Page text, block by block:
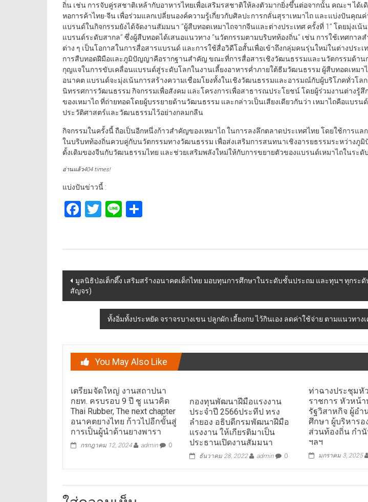
ถิ่น เช่น การจับคู่รสชาติเหล้ากับอาหารไทยเพื่อเสริมรสชาติให้ลงตัวมากยิ่งขึ้นต่อจากนั้น คณะฯ ได้เ
หอการค้าไทย-จีน เพื่อร่วมแลกเปลี่ยนองค์ความรู้เกี่ยวกับศิลปะการกลั่นสุราเหมาไถ และแบ่งปันคุณ
แบรนด์ในกิจกรรมยังได้จัดงานสัมมนา “ผู้สืบทอดเหมาไถจากจีนและต่างประเทศ ครั้งที่ 1” โดยมุ่งเน้
แบรนด์ระดับสากล” ซึ่งผู้สืบทอดได้เสนอแนวทาง “นวัตกรรมตามบริบทท้องถิ่น” เช่น การใช้เทศกาล
ต่าง ๆ เป็นโอกาสในการสื่อสารแบรนด์ และการใช้สื่อวิดีโอสั้นเพื่อเข้าถึงกลุ่มคนรุ่นใหม่ในต่างประเ
การสืบทอดฝีมือและภูมิปัญญาคือรากฐานสำคัญ ขณะที่การสื่อสารเชิงวัฒนธรรมและนวัตกรรมด้าน
กุญแจในการขับเคลื่อนแบรนด์สู่ระดับโลกในงานเลี้ยงอาหารค่ำภายใต้ธีมวัฒนธรรม ผู้สืบทอดเหมาไ
อนาคต แบรนด์จะมุ่งเน้นการสร้างความเชื่อมโยงทั้งในเชิงวัฒนธรรมและอารมณ์กับผู้บริโภคทั่วโล
นิทรรศการวัฒนธรรม กิจกรรมเพื่อสังคม และโครงการเพื่อสาธารณประโยชน์ โดยผู้ร่วมงานต่างรู้สึ
ของเหมาไถ ที่ถ่ายทอดโดยผู้บรรยายด้านวัฒนธรรม และกล่าวเป็นเสียงเดียวกันว่า เหมาไถคือแบรน
ประวัติศาสตร์และวัฒนธรรมไว้อย่างกลมกลืน
กิจกรรมในครั้งนี้ ถือเป็นอีกหนึ่งก้าวสำคัญของเหมาไถ ในการลงลึกตลาดประเทศไทย โดยใช้การแลก
ในบริบทท้องถิ่นควบคู่กับนวัตกรรมทางวัฒนธรรม เพื่อส่งเสริมการสนทนาเชิงอารยธรรมระหว่างภู
ดั้งเดิมของจีนกับวัฒนธรรมไทย และช่วยเสริมพลังใหม่ให้กับการขยายตัวของแบรนด์เหมาไถในระ
อ่านแล้ว404 times!
แบ่งปันข่าวนี้ :
Facebook
Twitter
Line
Post
navigation
มูลนิธิป่อเต็กตึ๊ง เสริมสร้างอนาคตเด็กไทย มอบทุนการศึกษาในระดับชั้นประถม และทุนฯ ทุกระ
สัญจร)
ทั้งอิ่มทั้งประหยัด จราจรบางเขน ปลูกผัก เลี้ยงกบ ไว้กินเอง ลดค่าใช้จ่าย ตามแนวทาง
You May Also Like
เตรียมจัดใหญ่ งานสถาปนา
กยท. ครบรอบ 9 ปี ชู แนวคิด
Thai Rubber, The next chapter
อนาคตยางไทย ก้าวไปอีกขั้นสู่
การเป็นผู้นำด้านยางพารา
กรกฎาคม 12, 2024 admin 0
กองทุนพัฒนาฝีมือแรงงาน
ประจำปี 2566ประทีป ทรง
ลำยอง อธิบดีกรมพัฒนาฝีมือ
แรงงาน ให้เกียรติมาเป็น
ประธานเปิดงานสัมมนา
ธันวาคม 28, 2022 admin 0
ท่าฉางประชุมหั
ราชการ หัวหน้
รัฐวิสาหกิจ ผู้อำ
ศึกษา ผู้บริหารอ
ส่วนท้องถิ่น กำ
ฯลฯ
มกราคม 3, 2025